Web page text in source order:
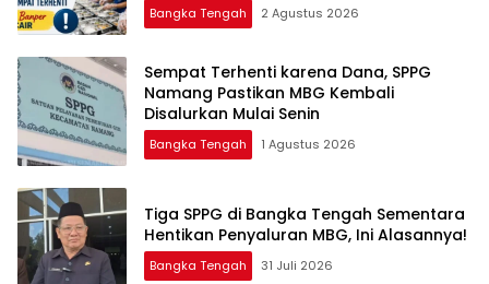
Bangka Tengah 2 Agustus 2026
‎Sempat Terhenti karena Dana, SPPG
Namang Pastikan MBG Kembali
Disalurkan Mulai Senin
Bangka Tengah 1 Agustus 2026
‎Tiga SPPG di Bangka Tengah Sementara
Bangka Tengah 31 Juli 2026